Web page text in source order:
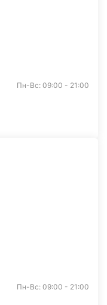
Пн-Вс: 09:00 - 21:00
Пн-Вс: 09:00 - 21:00